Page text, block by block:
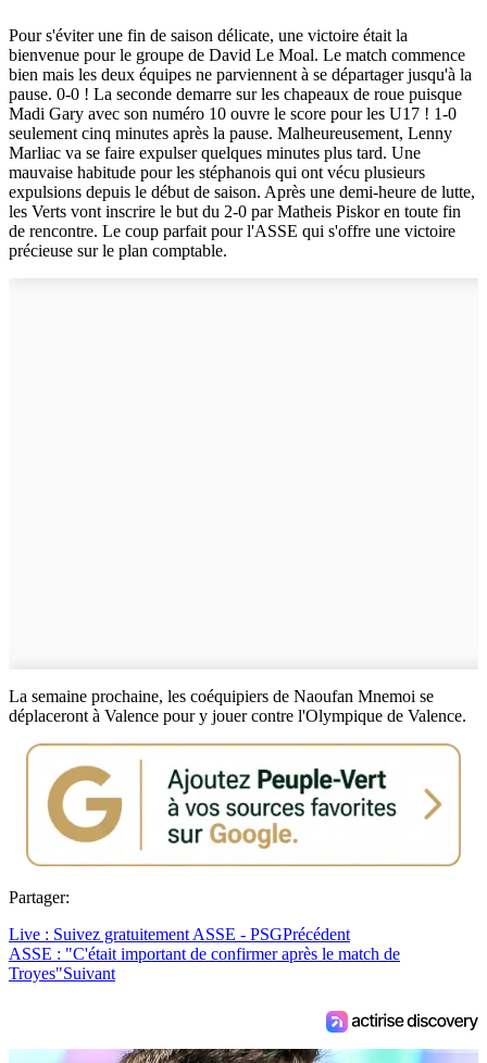
Pour s'éviter une fin de saison délicate, une victoire était la
bienvenue pour le groupe de David Le Moal. Le match commence
bien mais les deux équipes ne parviennent à se départager jusqu'à la
pause. 0-0 ! La seconde demarre sur les chapeaux de roue puisque
Madi Gary avec son numéro 10 ouvre le score pour les U17 ! 1-0
seulement cinq minutes après la pause. Malheureusement, Lenny
Marliac va se faire expulser quelques minutes plus tard. Une
mauvaise habitude pour les stéphanois qui ont vécu plusieurs
expulsions depuis le début de saison. Après une demi-heure de lutte,
les Verts vont inscrire le but du 2-0 par Matheis Piskor en toute fin
de rencontre. Le coup parfait pour l'ASSE qui s'offre une victoire
précieuse sur le plan comptable.
La semaine prochaine, les coéquipiers de Naoufan Mnemoi se
déplaceront à Valence pour y jouer contre l'Olympique de Valence.
Partager:
Live : Suivez gratuitement ASSE - PSGPrécédent
ASSE : "C'était important de confirmer après le match de
Troyes"Suivant